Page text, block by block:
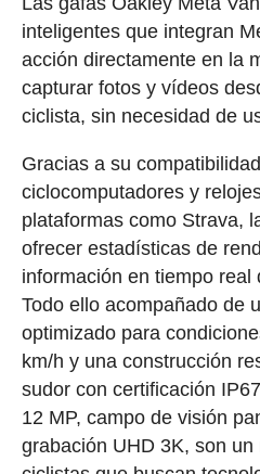
inteligentes que integran
acción directamente en la
capturar fotos y vídeos
ciclista, sin necesidad de
Gracias a su
ciclocomputadores y
plataformas como Strava,
ofrecer estadísticas de
información en tiempo real
Todo ello acompañado de
optimizado para
km/h y una construcción
sudor con certificación
12 MP, campo de visión
grabación UHD 3K, son